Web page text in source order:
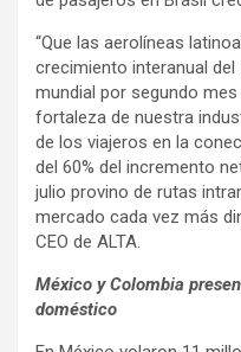
“Que las aerolíneas
crecimiento interanual
mundial por segundo
fortaleza de nuestra
de los viajeros en la
del 60% del incremento
julio provino de rutas
mercado cada vez más
CEO de ALTA.
México y Colombia
doméstico